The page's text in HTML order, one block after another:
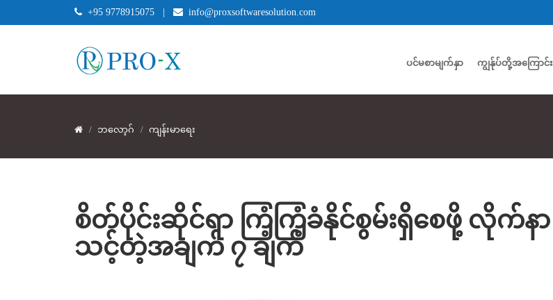
+95 9778915075 info@proxsoftwaresolution.com
ပင်မစာမျက်နှာ ကျွန်ုပ်တို့အကြောင်း
ဘလော့ဂ် ကျန်းမာရေး
စိတ်ပိုင်းဆိုင်ရာ ကြံ့ကြံ့ခံနိုင်စွမ်းရှိစေဖို့ လိုက်နာ
သင့်တဲ့အချက် ၇ ချက်